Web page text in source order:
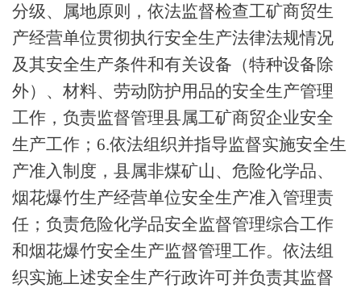
分级、属地原则，依法监督检查工矿商贸生
产经营单位贯彻执行安全生产法律法规情况
及其安全生产条件和有关设备（特种设备除
外）、材料、劳动防护用品的安全生产管理
工作，负责监督管理县属工矿商贸企业安全
生产工作； 6.依法组织并指导监督实施安全生
产准入制度，县属非煤矿山、危险化学品、
烟花爆竹生产经营单位安全生产准入管理责
任；负责危险化学品安全监督管理综合工作
和烟花爆竹安全生产监督管理工作。依法组
织实施上述安全生产行政许可并负责其监督